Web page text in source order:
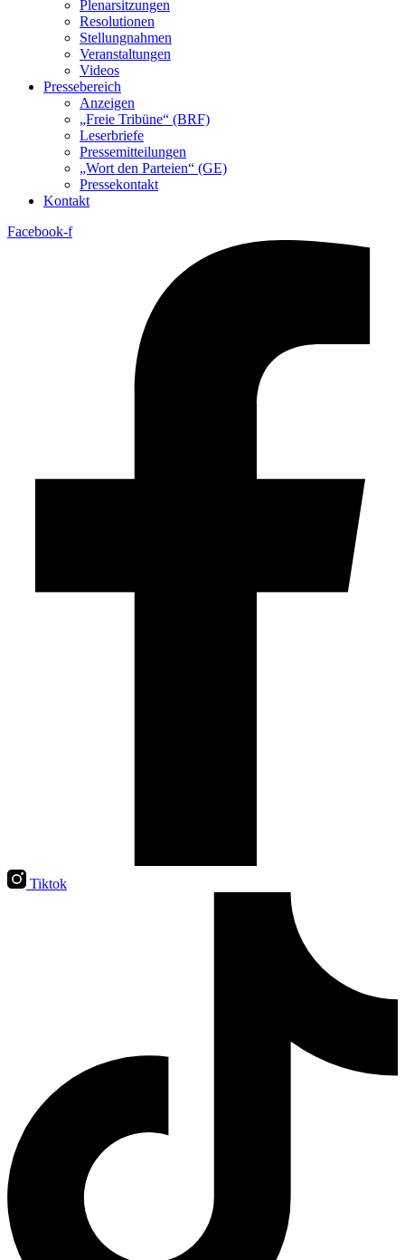
Plenarsitzungen
Resolutionen
Stellungnahmen
Veranstaltungen
Videos
Pressebereich
Anzeigen
„Freie Tribüne“ (BRF)
Leserbriefe
Pressemitteilungen
„Wort den Parteien“ (GE)
Pressekontakt
Kontakt
Facebook-f
Tiktok